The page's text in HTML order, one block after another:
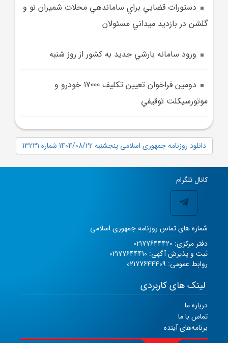
دستورات قضايي براي ساماندهي محلات شميران نو و
گلشن در بازديد ميداني مسئولان
ورود سامانه بارشي جديد به کشور از روز شنبه
دومين فراخوان تعيين تکليف 17000 خودرو و
موتورسيکلت توقيفي
دانلود روزنامه جمهوری اسلامی پنجشنبه 1404/08/22 شماره 13231
کانال تلگرام
شماره های تماس روزنامه جمهوری اسلامی
دفتر مرکزی: 02177644420
ثبت و پذیرش آگهی: 02177644410
روابط عمومی: 02177644409
لینک های کاربردی
درباره ما
تماس با ما
برنامه‌های آینده